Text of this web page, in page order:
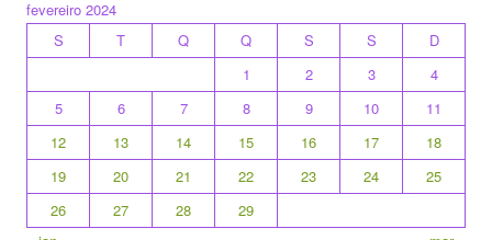
fevereiro 2024
S
T Q Q S S
D
1
2 3
4
5
6 7 8 9 10
11
12
13 14 15 16 17
18
19
20 21 22 23 24
25
26
27 28
29